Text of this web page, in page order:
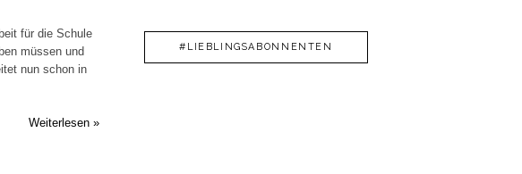
für die Schule
müssen und
nun schon in
Weiterlesen »
#LIEBLINGSABONNENTEN